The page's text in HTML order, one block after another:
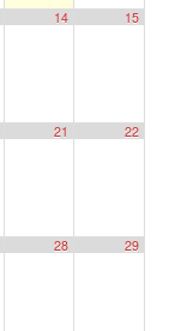
14 15
21 22
28 29